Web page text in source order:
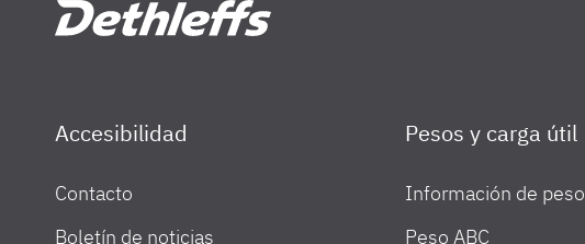
Búsqueda de concesionarios
Accesibilidad
Contacto
Boletín de noticias
Pesos y carga útil
Información de peso
Peso ABC